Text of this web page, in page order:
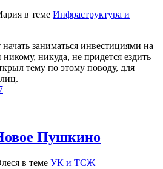
в теме Инфраструктура и
заниматься инвестициями на
никуда, не придется ездить
тему по этому поводу, для
Пушкино
в теме УК и ТСЖ